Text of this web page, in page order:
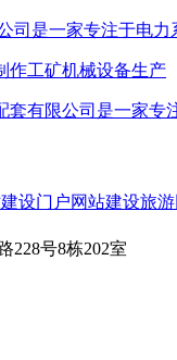
司是一家专注于电力
工矿机械设备生产
有限公司是一家专
设门户网站建设旅游
228号8栋202室